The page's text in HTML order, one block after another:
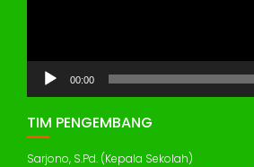
00:00
TIM PENGEMBANG
Sarjono, S.Pd. (Kepala Sekolah)